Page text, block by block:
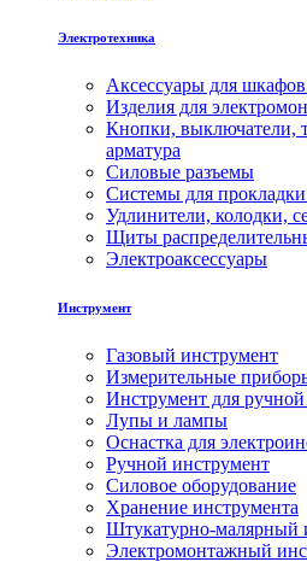
Электротехника
Аксессуары для
Изделия для
Кнопки, выключатели,
арматура
Силовые разъемы
Системы для прокладки
Удлинители, колодки,
Щиты
Электроаксессуары
Инструмент
Газовый инструмент
Измерительные
Инструмент для
Лупы и лампы
Оснастка для
Ручной инструмент
Силовое оборудование
Хранение инструмента
Штукатурно-малярный
Электромонтажный